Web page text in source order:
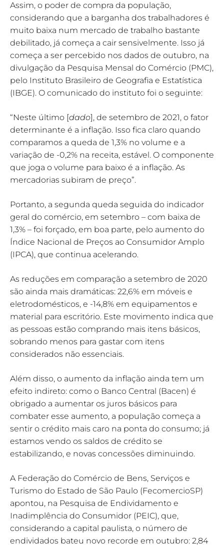
Assim, o poder de compra da população,
considerando que a barganha dos trabalhadores é
muito baixa num mercado de trabalho bastante
debilitado, já começa a cair sensivelmente. Isso já
começa a ser percebido nos dados de outubro, na
divulgação da Pesquisa Mensal do Comércio (PMC),
pelo Instituto Brasileiro de Geografia e Estatística
(IBGE). O comunicado do instituto foi o seguinte:
“Neste último [dado], de setembro de 2021, o fator
determinante é a inflação. Isso fica claro quando
comparamos a queda de 1,3% no volume e a
variação de -0,2% na receita, estável. O componente
que joga o volume para baixo é a inflação. As
mercadorias subiram de preço”.
Portanto, a segunda queda seguida do indicador
geral do comércio, em setembro – com baixa de
1,3% – foi forçado, em boa parte, pelo aumento do
Índice Nacional de Preços ao Consumidor Amplo
(IPCA), que continua acelerando.
As reduções em comparação a setembro de 2020
são ainda mais dramáticas: 22,6% em móveis e
eletrodomésticos, e -14,8% em equipamentos e
material para escritório. Este movimento indica que
as pessoas estão comprando mais itens básicos,
sobrando menos para gastar com itens
considerados não essenciais.
Além disso, o aumento da inflação ainda tem um
efeito indireto: como o Banco Central (Bacen) é
obrigado a aumentar os juros básicos para
combater esse aumento, a população começa a
sentir o crédito mais caro na ponta do consumo; já
estamos vendo os saldos de crédito se
estabilizando, e novas concessões diminuindo.
A Federação do Comércio de Bens, Serviços e
Turismo do Estado de São Paulo (FecomercioSP)
apontou, na Pesquisa de Endividamento e
Inadimplência do Consumidor (PEIC), que,
considerando a capital paulista, o número de
endividados bateu novo recorde em outubro: 2,84